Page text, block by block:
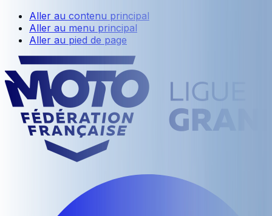
Aller au contenu principal
Aller au menu principal
Aller au pied de page